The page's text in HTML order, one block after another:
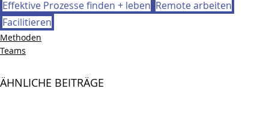
Effektive Prozesse finden + leben Remote arbeiten
Facilitieren
Methoden
Teams
ÄHNLICHE BEITRÄGE